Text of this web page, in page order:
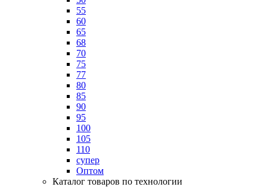
55
60
65
68
70
75
77
80
85
90
95
100
105
110
супер
Оптом
Каталог товаров по технологии